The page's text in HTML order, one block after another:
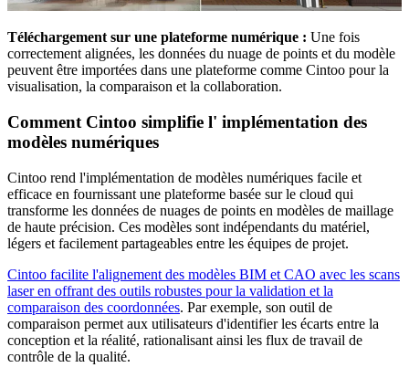
Téléchargement sur une plateforme numérique : Une fois
correctement alignées, les données du nuage de points et du modèle
peuvent être importées dans une plateforme comme Cintoo pour la
visualisation, la comparaison et la collaboration.
Comment Cintoo simplifie l' implémentation des
modèles numériques
Cintoo rend l'implémentation de modèles numériques facile et
efficace en fournissant une plateforme basée sur le cloud qui
transforme les données de nuages de points en modèles de maillage
de haute précision. Ces modèles sont indépendants du matériel,
légers et facilement partageables entre les équipes de projet.
Cintoo facilite l'alignement des modèles BIM et CAO avec les scans
laser en offrant des outils robustes pour la validation et la
comparaison des coordonnées. Par exemple, son outil de
comparaison permet aux utilisateurs d'identifier les écarts entre la
conception et la réalité, rationalisant ainsi les flux de travail de
contrôle de la qualité.